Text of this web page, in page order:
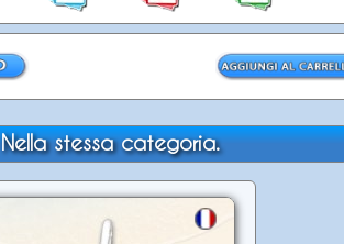
Nella stessa categoria.